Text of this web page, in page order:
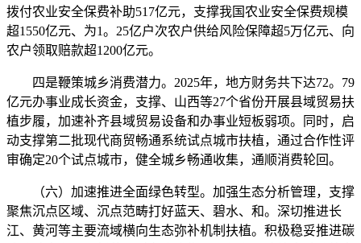
拨付农业安全保费补助517亿元，支撑我国农业安全保费规模
超1550亿元、为1。25亿户次农户供给风险保障超5万亿元、向
农户领取赔款超1200亿元。
四是鞭策城乡消费潜力。2025年，地方财务共下达72。79
亿元办事业成长资金，支撑、山西等27个省份开展县域贸易扶
植步履，加速补齐县域贸易设备和办事业短板弱项。同时，启
动支撑第二批现代商贸畅通系统试点城市扶植，通过合作性评
审确定20个试点城市，健全城乡畅通收集，通顺消费轮回。
（六）加速推进全面绿色转型。加强生态分析管理，支撑
聚焦沉点区域、沉点范畴打好蓝天、碧水、和。深切推进长
江、黄河等主要流域横向生态弥补机制扶植。积极稳妥推进碳